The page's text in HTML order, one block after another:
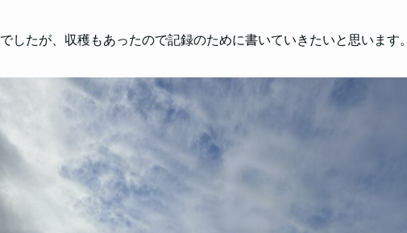
したが、収穫もあったので記録のために書いていきたいと思います。